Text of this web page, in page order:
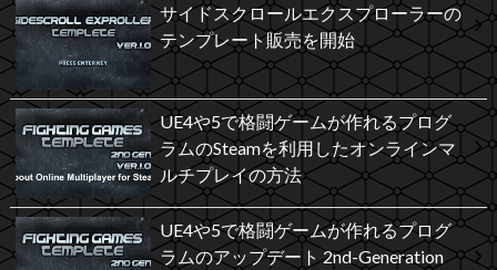
サイドスクロールエクスプローラーの
テンプレート販売を開始
UE4や5で格闘ゲームが作れるプログ
ラムのSteamを利用したオンラインマ
ルチプレイの方法
UE4や5で格闘ゲームが作れるプログ
ラムのアップデート 2nd-Generation